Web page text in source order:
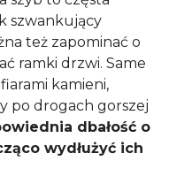
szwankujący
też zapominać o
ramki drzwi. Same
kamieni,
po drogach gorszej
dbałość o
wydłużyć ich